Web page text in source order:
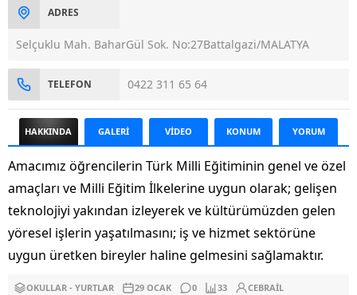
ADRES
Selçuklu Mah. BaharGül Sok. No:27Battalgazi/MALATYA
TELEFON 0422 311 65 64
HAKKINDA GALERİ VİDEO KONUM YORUM
Amacımız öğrencilerin Türk Milli Eğitiminin genel ve özel
amaçları ve Milli Eğitim İlkelerine uygun olarak; gelişen
teknolojiyi yakından izleyerek ve kültürümüzden gelen
yöresel işlerin yaşatılmasını; iş ve hizmet sektörüne
uygun üretken bireyler haline gelmesini sağlamaktır.
OKULLAR - YURTLAR 29 OCAK 0 33 CEBRAIL